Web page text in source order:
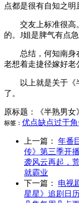
点都是很有自知之明
交友上标准很高。
的。J姐是脾气有点
总结，何知南身在
老想着走捷径嫁好老
以上就是关于《半
了。
原标题：《半熟男女
标签： 优点缺点过于
上一篇：
年番
传》第三季开
袭风云再起，
就霸业
下一篇：
电视
星星》追剧日